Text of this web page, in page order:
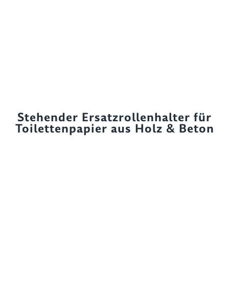
Stehender Ersatzrollenhalter für
Toilettenpapier aus Holz & Beton